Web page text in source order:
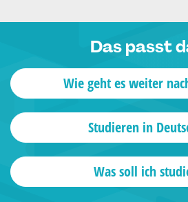
Das passt
Wie geht es weiter
Studieren in
Was soll ich